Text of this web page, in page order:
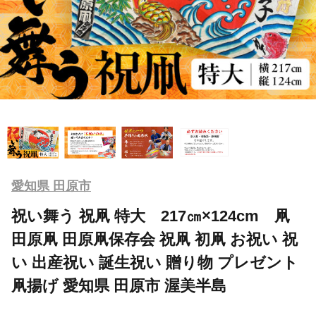
愛知県 田原市
祝い舞う 祝凧 特大 217㎝×124cm 凧
田原凧 田原凧保存会 祝凧 初凧 お祝い 祝
い 出産祝い 誕生祝い 贈り物 プレゼント
凧揚げ 愛知県 田原市 渥美半島